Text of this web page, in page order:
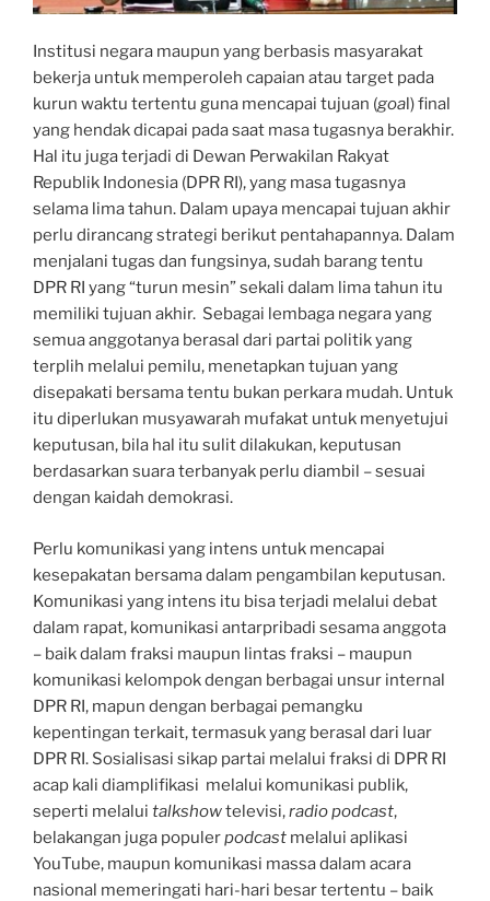
Institusi negara maupun yang berbasis masyarakat
bekerja untuk memperoleh capaian atau target pada
kurun waktu tertentu guna mencapai tujuan (goa l) final
yang hendak dicapai pada saat masa tugasnya berakhir.
Hal itu juga terjadi di Dewan Perwakilan Rakyat
Republik Indonesia (DPR RI), yang masa tugasnya
selama lima tahun. Dalam upaya mencapai tujuan akhir
perlu dirancang strategi berikut pentahapannya. Dalam
menjalani tugas dan fungsinya, sudah barang tentu
DPR RI yang “turun mesin” sekali dalam lima tahun itu
memiliki tujuan akhir. Sebagai lembaga negara yang
semua anggotanya berasal dari partai politik yang
terplih melalui pemilu, menetapkan tujuan yang
disepakati bersama tentu bukan perkara mudah. Untuk
itu diperlukan musyawarah mufakat untuk menyetujui
keputusan, bila hal itu sulit dilakukan, keputusan
berdasarkan suara terbanyak perlu diambil – sesuai
dengan kaidah demokrasi.
Perlu komunikasi yang intens untuk mencapai
kesepakatan bersama dalam pengambilan keputusan.
Komunikasi yang intens itu bisa terjadi melalui debat
dalam rapat, komunikasi antarpribadi sesama anggota
– baik dalam fraksi maupun lintas fraksi – maupun
komunikasi kelompok dengan berbagai unsur internal
DPR RI, mapun dengan berbagai pemangku
kepentingan terkait, termasuk yang berasal dari luar
DPR RI. Sosialisasi sikap partai melalui fraksi di DPR RI
acap kali diamplifikasi melalui komunikasi publik,
seperti melalui talkshowtelevisi,radio podcast,
belakangan juga populerpodcast melalui aplikasi
YouTube, maupun komunikasi massa dalam acara
nasional memeringati hari-hari besar tertentu – baik